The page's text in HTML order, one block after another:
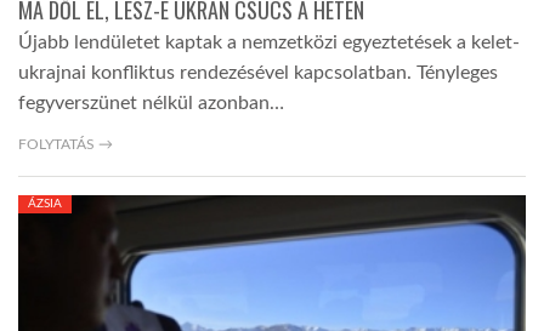
MA DŐL EL, LESZ-E UKRÁN CSÚCS A HÉTEN
Újabb lendületet kaptak a nemzetközi egyeztetések a kelet-
ukrajnai konfliktus rendezésével kapcsolatban. Tényleges
fegyverszünet nélkül azonban…
FOLYTATÁS →
ÁZSIA